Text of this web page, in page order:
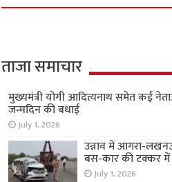
ताजा समाचार
मुख्यमंत्री योगी आदित्यनाथ समेत कई
जन्मदिन की बधाई
July 1, 2026
उन्नाव में आगरा-
बस-कार की टक्कर में
July 1, 2026